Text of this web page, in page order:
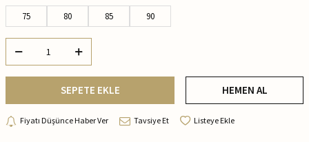
75 80 85 90
SEPETE EKLE HEMEN AL
Fiyatı Düşünce Haber Ver Tavsiye Et Listeye Ekle